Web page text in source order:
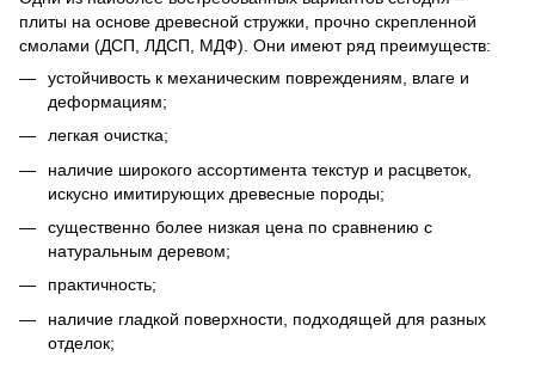
плиты на основе древесной стружки, прочно скрепленной
смолами (ДСП, ЛДСП, МДФ). Они имеют ряд преимуществ:
устойчивость к механическим повреждениям, влаге и
деформациям;
легкая очистка;
наличие широкого ассортимента текстур и расцветок,
искусно имитирующих древесные породы;
существенно более низкая цена по сравнению с
натуральным деревом;
практичность;
наличие гладкой поверхности, подходящей для разных
отделок;